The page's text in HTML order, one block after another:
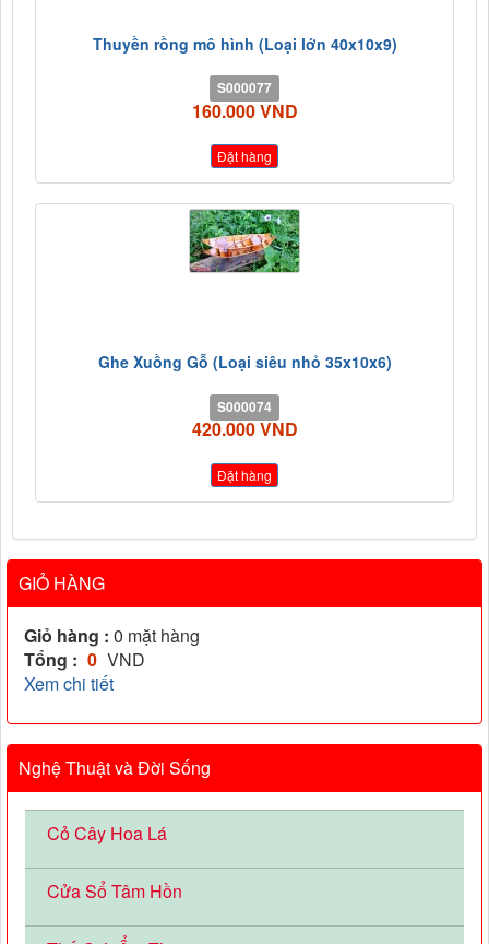
Thuyền rồng mô hình (Loại lớn 40x10x9)
S000077
160.000 VND
Đặt hàng
Ghe Xuồng Gỗ (Loại siêu nhỏ 35x10x6)
S000074
420.000 VND
Đặt hàng
GIỎ HÀNG
Giỏ hàng : 0 mặt hàng
Tổng : 0 VND
Xem chi tiết
Nghệ Thuật và Đời Sống
Cỏ Cây Hoa Lá
Cửa Sổ Tâm Hồn